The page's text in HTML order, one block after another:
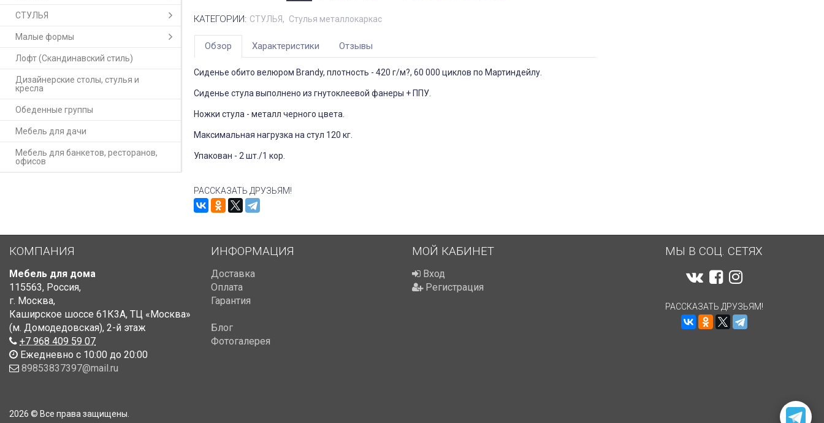
СТУЛЬЯ
Малые формы
Лофт (Скандинавский стиль)
Дизайнерские столы, стулья и
кресла
Обеденные группы
Мебель для дачи
Мебель для банкетов, ресторанов,
офисов
КАТЕГОРИИ: СТУЛЬЯ Стулья металлокаркас
Обзор Характеристики Отзывы
Сиденье обито велюром Brandy, плотность - 420 г/м?, 60 000 циклов по Мартиндейлу.
Сиденье стула выполнено из гнутоклеевой фанеры + ППУ.
Ножки стула - металл черного цвета.
Максимальная нагрузка на стул 120 кг.
Упакован - 2 шт./1 кор.
РАССКАЗАТЬ ДРУЗЬЯМ!
КОМПАНИЯ
Мебель для дома
115563, Россия,
г. Москва,
Каширское шоссе 61К3А, ТЦ «Москва»
(м. Домодедовская), 2-й этаж
+7 968 409 59 07
Ежедневно с 10:00 до 20:00
89853837397@mail.ru
ИНФОРМАЦИЯ
Доставка
Оплата
Гарантия
Блог
Фотогалерея
МОЙ КАБИНЕТ
Вход
Регистрация
МЫ В СОЦ. СЕТЯХ
РАССКАЗАТЬ ДРУЗЬЯМ!
2026 © Все права защищены.